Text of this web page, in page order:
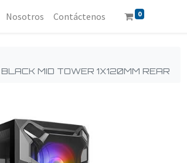
Nosotros Contáctenos 0
MID TOWER 1X120MM REAR